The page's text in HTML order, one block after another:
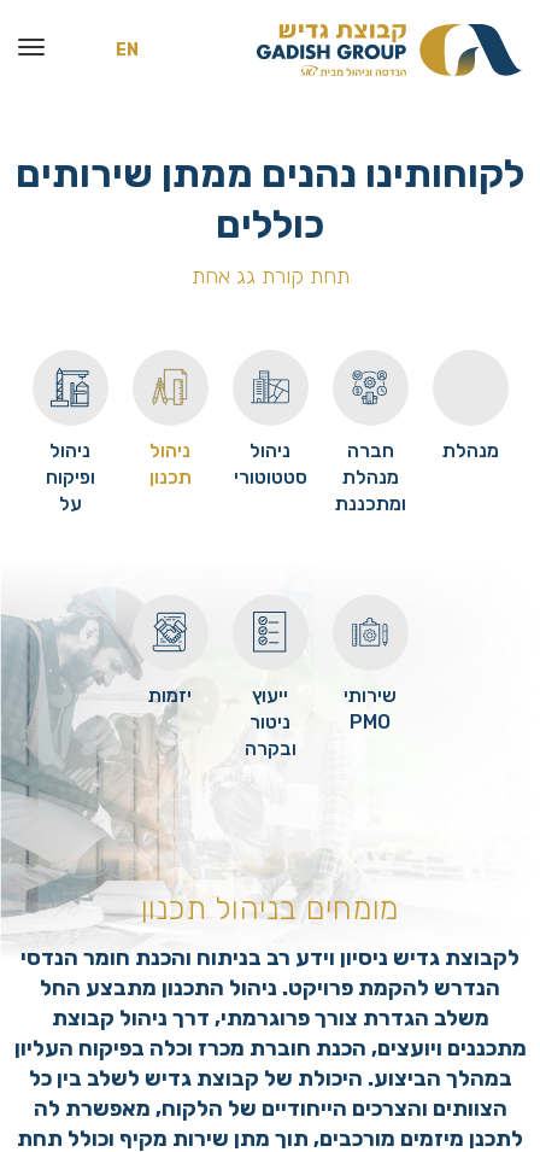
EN
לקוחותינו נהנים ממתן שירותים
כוללים
תחת קורת גג אחת
מנהלת
חברה
מנהלת
ומתכננת
ניהול
סטטוטורי
ניהול
תכנון
ניהול
ופיקוח
על
שירותי
PMO
ייעוץ
ניטור
ובקרה
יזמות
מומחים בניהול תכנון
לקבוצת גדיש ניסיון וידע רב בניתוח והכנת חומר הנדסי
הנדרש להקמת פרויקט. ניהול התכנון מתבצע החל
משלב הגדרת צורך פרוגרמתי, דרך ניהול קבוצת
מתכננים ויועצים, הכנת חוברת מכרז וכלה בפיקוח העליון
במהלך הביצוע. היכולת של קבוצת גדיש לשלב בין כל
הצוותים והצרכים הייחודיים של הלקוח, מאפשרת לה
לתכנן מיזמים מורכבים, תוך מתן שירות מקיף וכולל תחת